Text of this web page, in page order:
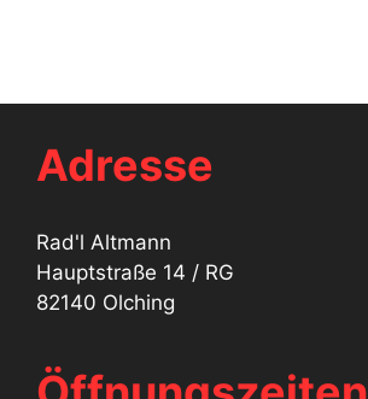
Adresse
Rad'l Altmann
Hauptstraße 14 / RG
82140 Olching